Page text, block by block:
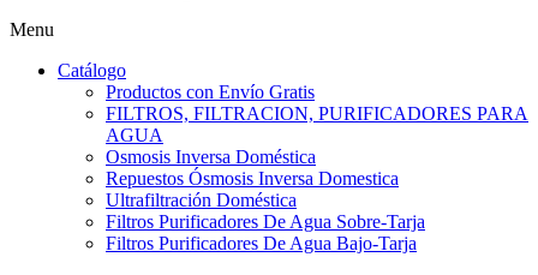
Menu
Catálogo
Productos con Envío Gratis
FILTROS, FILTRACION, PURIFICADORES PARA
AGUA
Osmosis Inversa Doméstica
Repuestos Ósmosis Inversa Domestica
Ultrafiltración Doméstica
Filtros Purificadores De Agua Sobre-Tarja
Filtros Purificadores De Agua Bajo-Tarja